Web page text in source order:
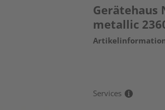
Gerätehaus
metallic
Services